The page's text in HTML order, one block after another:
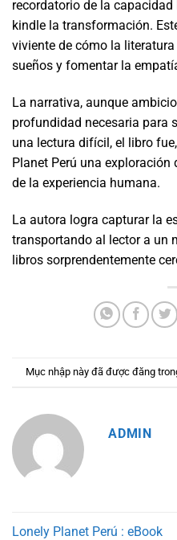
recordatorio de la
kindle la transformación.
viviente de cómo la
sueños y fomentar la
La narrativa, aunque
profundidad necesaria para
una lectura difícil, el libro
Planet Perú una
de la experiencia humana.
La autora logra capturar la
transportando al lector a un
libros sorprendentemente
Mục nhập này đã được đăng
ADMIN
Lonely Planet Perú : eBook